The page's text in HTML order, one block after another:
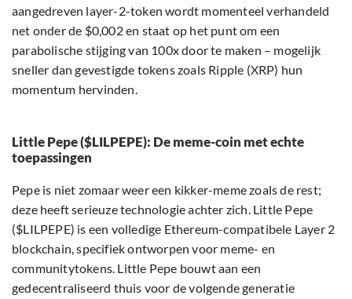
aangedreven layer-2-token wordt momenteel verhandeld
net onder de $0,002 en staat op het punt om een
parabolische stijging van 100x door te maken – mogelijk
sneller dan gevestigde tokens zoals Ripple (XRP) hun
momentum hervinden.
Little Pepe ($LILPEPE): De meme-coin met echte
toepassingen
Pepe is niet zomaar weer een kikker-meme zoals de rest;
deze heeft serieuze technologie achter zich. Little Pepe
($LILPEPE) is een volledige Ethereum-compatibele Layer 2
blockchain, specifiek ontworpen voor meme- en
communitytokens. Little Pepe bouwt aan een
gedecentraliseerd thuis voor de volgende generatie